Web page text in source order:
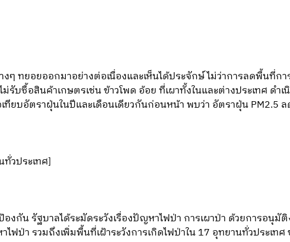
ๆ ทยอยออกมาอย่างต่อเนื่องและเห็นได้ประจักษ์ ไม่ว่าการลดพื้นที่กา
รับซื้อสินค้าเกษตรเช่น ข้าวโพด อ้อย ที่เผาทั้งในและต่างประเทศ ดำ
ยบอัตราฝุ่นในปีและเดือนเดียวกันก่อนหน้า พบว่า อัตราฝุ่น PM2.5 ล
วประเทศ]
งกัน รัฐบาลได้ระมัดระวังเรื่องปัญหาไฟป่า การเผาป่า ด้วยการอนุมั
ป่า รวมถึงเพิ่มพื้นที่เฝ้าระวังการเกิดไฟป่าใน 17 อุทยานทั่วประเท